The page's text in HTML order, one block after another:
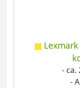
Lexmark
- ca.
-